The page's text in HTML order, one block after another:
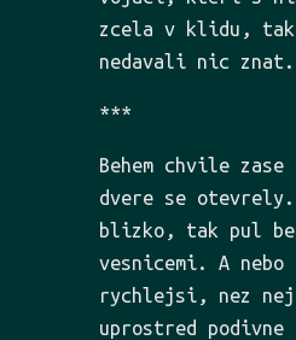
zcela v klidu, tak
nedavali nic znat.
***
Behem chvile
dvere se
blizko, tak pul
vesnicemi. A
rychlejsi, nez
uprostred podivne